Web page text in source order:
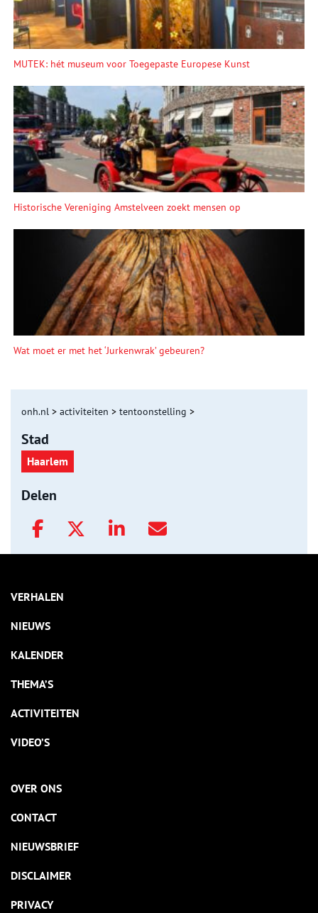
MUTEK: hét museum voor Toegepaste Europese Kunst
Historische Vereniging Amstelveen zoekt mensen op
Wat moet er met het ‘Jurkenwrak’ gebeuren?
onh.nl > activiteiten > tentoonstelling >
Stad
Haarlem
Delen
VERHALEN
NIEUWS
KALENDER
THEMA’S
ACTIVITEITEN
VIDEO’S
OVER ONS
CONTACT
NIEUWSBRIEF
DISCLAIMER
PRIVACY